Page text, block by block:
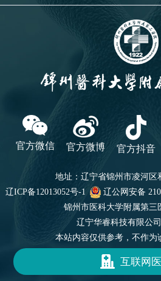
官方微信 官方微博 官方抖音
地址：辽宁省锦州市凌河区
辽ICP备12013052号-1
辽公网安备
锦州市医科大学附属第三
辽宁华睿科技有限公
本站内容仅供参考，不作为
 互联网